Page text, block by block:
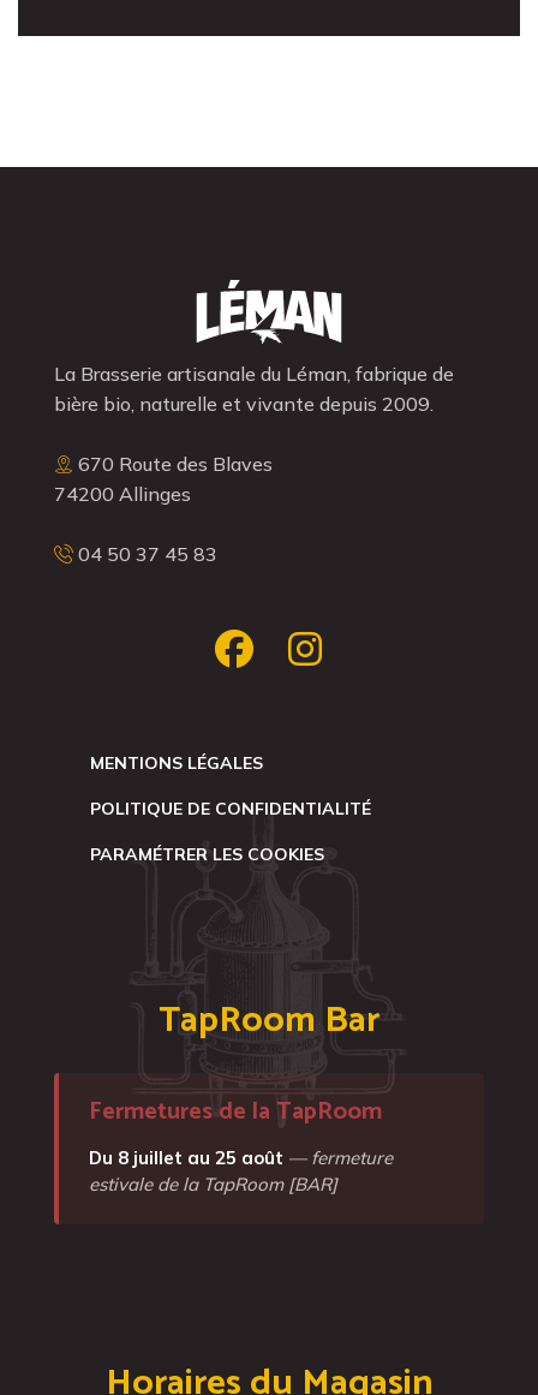
La Brasserie artisanale du Léman, fabrique de
bière bio, naturelle et vivante depuis 2009.
670 Route des Blaves
74200 Allinges
04 50 37 45 83
MENTIONS LÉGALES
POLITIQUE DE CONFIDENTIALITÉ
PARAMÉTRER LES COOKIES
TapRoom Bar
Fermetures de la TapRoom
Du 8 juillet au 25 août — fermeture
estivale de la TapRoom [BAR]